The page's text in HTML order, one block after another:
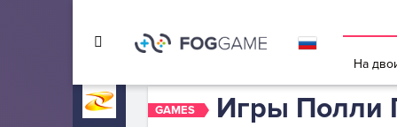
На
Игры на Zarium 40000+
GAMES Игры Полли